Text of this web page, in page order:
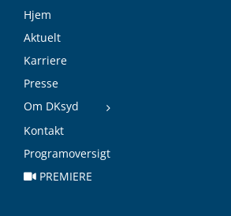
Hjem
Aktuelt
Karriere
Presse
Om DKsyd
Kontakt
Programoversigt
PREMIERE